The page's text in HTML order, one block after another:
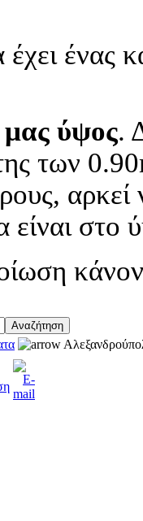
έχει ένας
ύψος.
των
είναι στο